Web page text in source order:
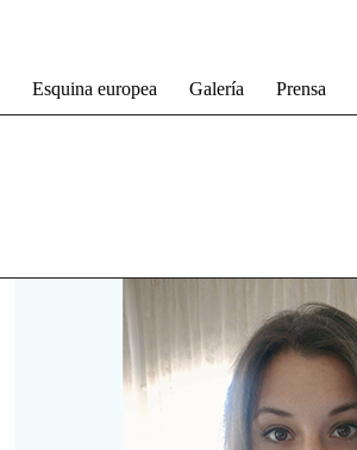
Esquina europea Galería Prensa